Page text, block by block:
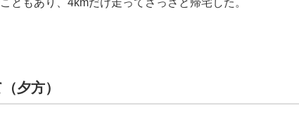
ともあり、4kmだけ走ってさっさと帰宅した。
夕方）